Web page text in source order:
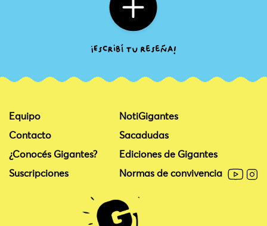
Equipo
Contacto
¿Conocés Gigantes?
Suscripciones
NotiGigantes
Sacadudas
Ediciones de Gigantes
Normas de convivencia